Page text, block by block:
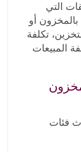
التي
بالمخزون أو
تكلفة
المبيعات
فئات